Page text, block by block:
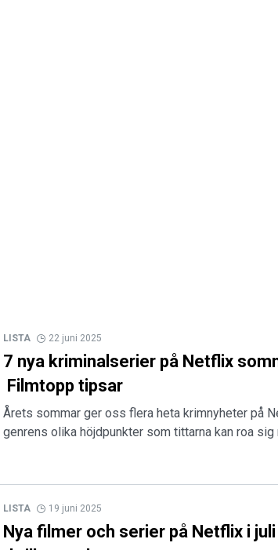
LISTA 22 juni 2025
7 nya kriminalserier på Netflix
Filmtopp tipsar
Årets sommar ger oss flera heta krimnyheter på
genrens olika höjdpunkter som tittarna kan roa sig
LISTA 19 juni 2025
Nya filmer och serier på Netflix i